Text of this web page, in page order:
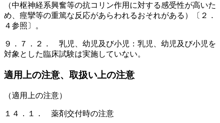
（中枢神経系興奮等の抗コリン作用に対する感受性が高いた
め、痙攣等の重篤な反応があらわれるおそれがある）〔２．
４参照〕。
９．７．２． 乳児、幼児及び小児：乳児、幼児及び小児を
対象とした臨床試験は実施していない。
適用上の注意、取扱い上の注意
（適用上の注意）
１４．１． 薬剤交付時の注意